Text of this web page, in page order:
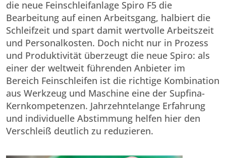
die neue Feinschleifanlage Spiro F5 die
Bearbeitung auf einen Arbeitsgang, halbiert die
Schleifzeit und spart damit wertvolle Arbeitszeit
und Personalkosten. Doch nicht nur in Prozess
und Produktivität überzeugt die neue Spiro: als
einer der weltweit führenden Anbieter im
Bereich Feinschleifen ist die richtige Kombination
aus Werkzeug und Maschine eine der Supfina-
Kernkompetenzen. Jahrzehntelange Erfahrung
und individuelle Abstimmung helfen hier den
Verschleiß deutlich zu reduzieren.